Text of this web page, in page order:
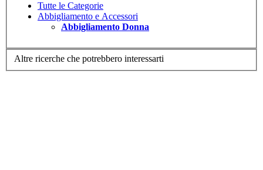
Tutte le Categorie
Abbigliamento e Accessori
Abbigliamento Donna
Altre ricerche che potrebbero interessarti